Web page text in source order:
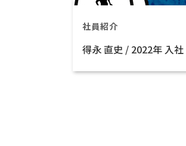
社員紹介
得永 直史 / 2022年 入社